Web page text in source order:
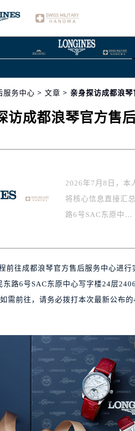
服务中心 > 文章 > 亲身探访成都浪琴
访成都浪琴官方售
2026年7月8日，本
将核心信息直接汇
路6号SAC东原中…
前往成都浪琴官方售后服务中心进
东路6号SAC东原中心写字楼24层
需前往，请务必拨打本次最新公布